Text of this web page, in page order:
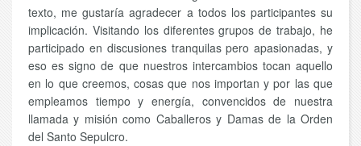
texto, me gustaría agradecer a todos los participantes su
implicación. Visitando los diferentes grupos de trabajo, he
participado en discusiones tranquilas pero apasionadas, y
eso es signo de que nuestros intercambios tocan aquello
en lo que creemos, cosas que nos importan y por las que
empleamos tiempo y energía, convencidos de nuestra
llamada y misión como Caballeros y Damas de la Orden
del Santo Sepulcro.